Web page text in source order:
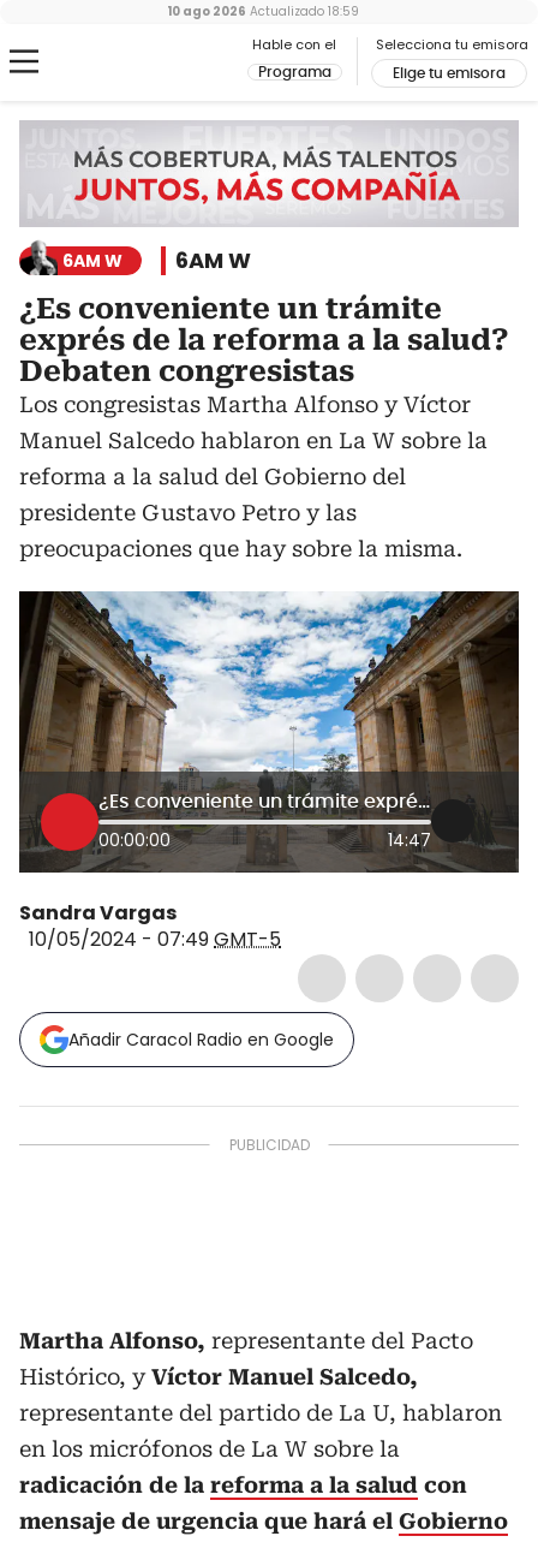
Hable con el
Programa
Selecciona tu emisora
Elige tu emisora
10 ago 2026 Actualizado 18:59
6AM W 6AM W
¿Es conveniente un trámite
exprés de la reforma a la salud?
Debaten congresistas
Los congresistas Martha Alfonso y Víctor
Manuel Salcedo hablaron en La W sobre la
reforma a la salud del Gobierno del
presidente Gustavo Petro y las
preocupaciones que hay sobre la misma.
¿Es conveniente un trámite exprés de la reforma a la salud? Debaten congresistas
00:00:00 14:47
Sandra Vargas
10/05/2024 - 07:49GMT-5
Añadir Caracol Radio en Google
Martha Alfonso, representante del Pacto
Histórico, yVíctor Manuel Salcedo,
representante del partido de La U, hablaron
en los micrófonos de La W sobre la
radicación de la reforma a la salud con
mensaje de urgencia que hará el Gobierno